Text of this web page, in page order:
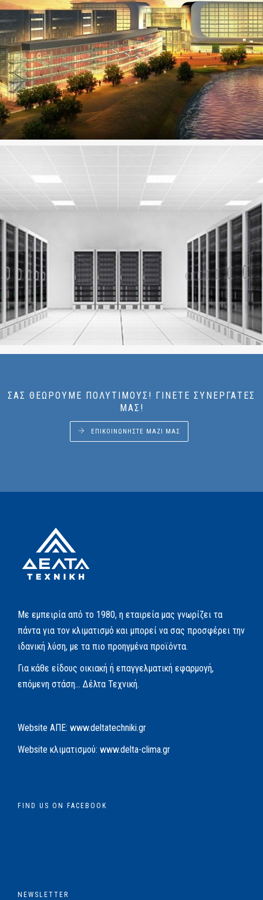
ΣΑΣ ΘΕΩΡΟΎΜΕ ΠΟΛΎΤΙΜΟΥΣ! ΓΊΝΕΤΕ ΣΥΝΕΡΓΆΤΕΣ
ΜΑΣ!
ΕΠΙΚΟΙΝΩΝΉΣΤΕ ΜΑΖΊ ΜΑΣ
Με εμπειρία από το 1980, η εταιρεία μας γνωρίζει τα
πάντα για τον κλιματισμό και μπορεί να σας προσφέρει την
ιδανική λύση, με τα πιο προηγμένα προϊόντα.
Για κάθε είδους οικιακή ή επαγγελματική εφαρμογή,
επόμενη στάση… Δέλτα Τεχνική.
Website AΠΕ: www.deltatechniki.gr
Website κλιματισμού: www.delta-clima.gr
FIND US ON FACEBOOK
NEWSLETTER